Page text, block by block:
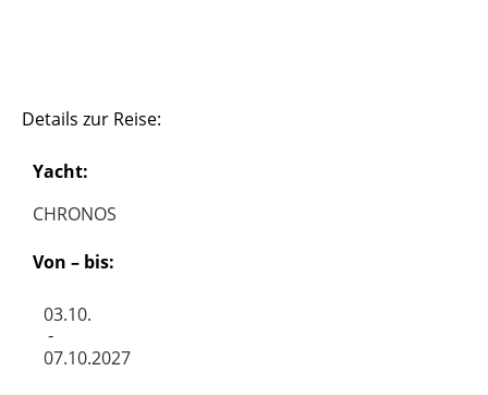
Details zur Reise:
Yacht:
CHRONOS
Von – bis:
03.10.
-
07.10.2027